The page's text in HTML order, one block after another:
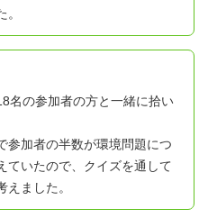
名の参加者の方と一緒に拾い
参加者の半数が環境問題につ
ていたので、クイズを通して
えました。